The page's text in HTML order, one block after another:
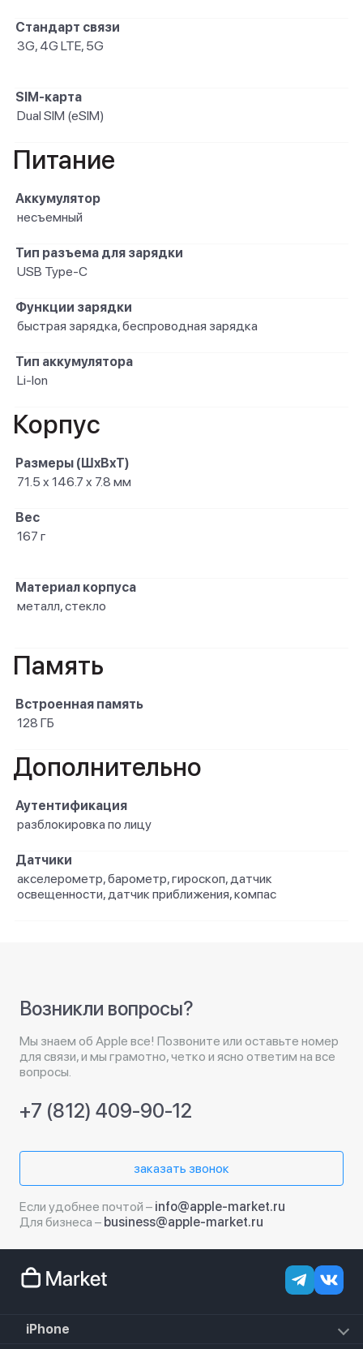
Стандарт связи
3G, 4G LTE, 5G
SIM-карта
Dual SIM (eSIM)
Питание
Аккумулятор
несъемный
Тип разъема для зарядки
USB Type-C
Функции зарядки
быстрая зарядка, беспроводная зарядка
Тип аккумулятора
Li-Ion
Корпус
Размеры (ШxВxТ)
71.5 x 146.7 x 7.8 мм
Вес
167 г
Материал корпуса
металл, стекло
Память
Встроенная память
128 ГБ
Дополнительно
Аутентификация
разблокировка по лицу
Датчики
акселерометр, барометр, гироскоп, датчик
освещенности, датчик приближения, компас
Возникли вопросы?
Мы знаем об Apple все! Позвоните или оставьте номер
для связи, и мы грамотно, четко и ясно ответим на все
вопросы.
+7 (812) 409-90-12
заказать звонок
Если удобнее почтой – info@apple-market.ru
Для бизнеса – business@apple-market.ru
iPhone